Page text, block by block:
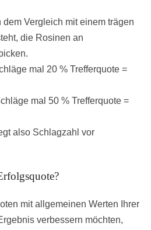
Vergleich mit einem trägen
die Rosinen an
mal 20 % Trefferquote =
mal 50 % Trefferquote =
also Schlagzahl vor
mit allgemeinen Werten Ihrer
verbessern möchten,